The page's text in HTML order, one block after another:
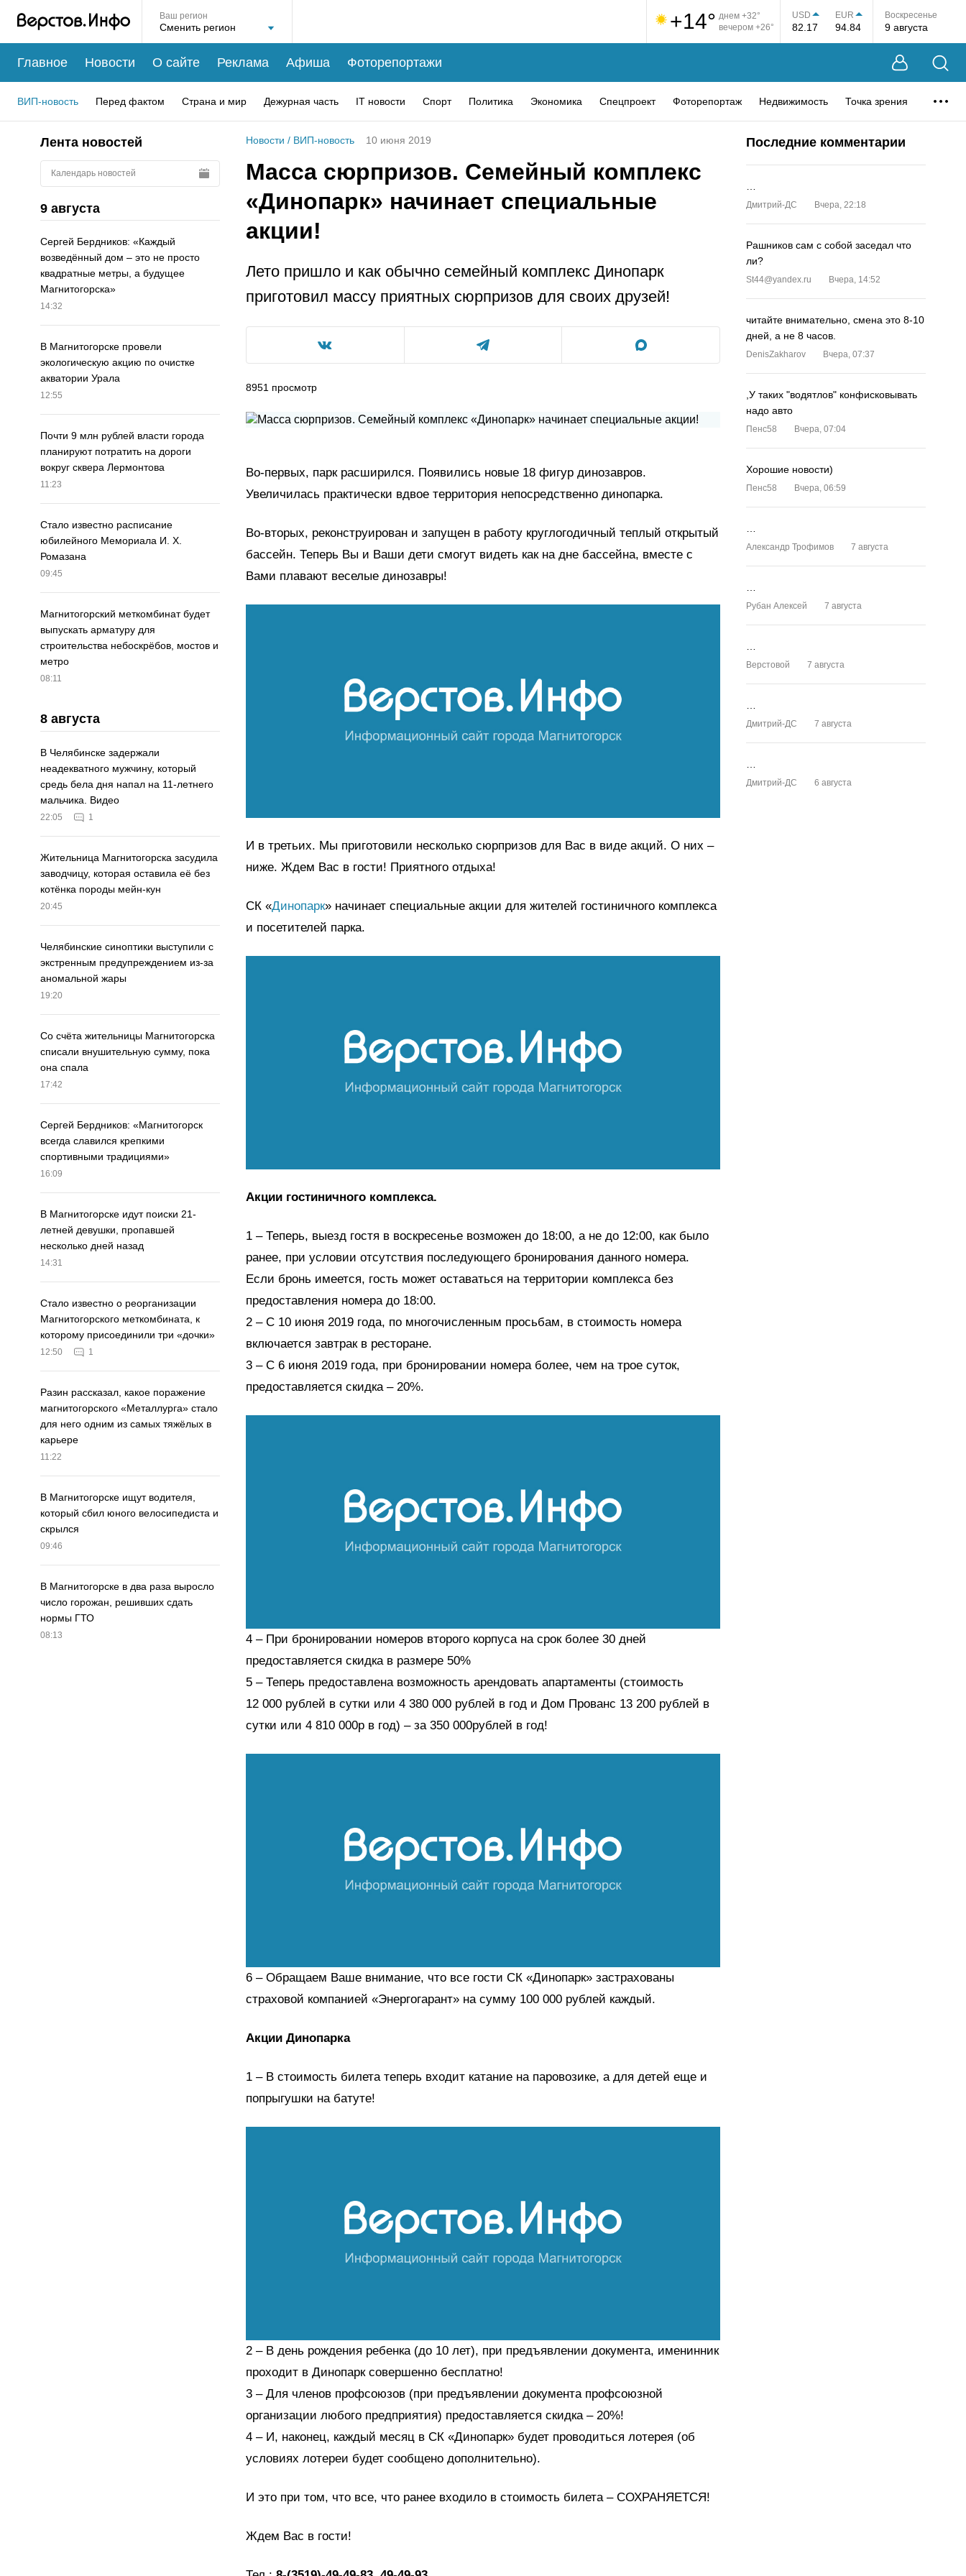
Ваш регион +14° днем +32°
вечером +26°
USD
82.17
EUR
94.84
Воскресенье
9 августа
Главное Новости О сайте Реклама Афиша Фоторепортажи
ВИП-новость Перед фактом Страна и мир Дежурная часть IT новости Спорт Политика Экономика Спецпроект Фоторепортаж Недвижимость Точка зрения
Лента новостей
Календарь новостей
9 августа
Сергей Бердников: «Каждый
возведённый дом – это не просто
квадратные метры, а будущее
Магнитогорска»
14:32
В Магнитогорске провели
экологическую акцию по очистке
акватории Урала
12:55
Почти 9 млн рублей власти города
планируют потратить на дороги
вокруг сквера Лермонтова
11:23
Стало известно расписание
юбилейного Мемориала И. Х.
Ромазана
09:45
Магнитогорский меткомбинат будет
выпускать арматуру для
строительства небоскрёбов, мостов и
метро
08:11
8 августа
В Челябинске задержали
неадекватного мужчину, который
средь бела дня напал на 11-летнего
мальчика. Видео
22:05 1
Жительница Магнитогорска засудила
заводчицу, которая оставила её без
котёнка породы мейн-кун
20:45
Челябинские синоптики выступили с
экстренным предупреждением из-за
аномальной жары
19:20
Со счёта жительницы Магнитогорска
списали внушительную сумму, пока
она спала
17:42
Сергей Бердников: «Магнитогорск
всегда славился крепкими
спортивными традициями»
16:09
В Магнитогорске идут поиски 21-
летней девушки, пропавшей
несколько дней назад
14:31
Стало известно о реорганизации
Магнитогорского меткомбината, к
которому присоединили три «дочки»
12:50 1
Разин рассказал, какое поражение
магнитогорского «Металлурга» стало
для него одним из самых тяжёлых в
карьере
11:22
В Магнитогорске ищут водителя,
который сбил юного велосипедиста и
скрылся
09:46
В Магнитогорске в два раза выросло
число горожан, решивших сдать
нормы ГТО
08:13
Новости / ВИП-новость 10 июня 2019
Масса сюрпризов. Семейный комплекс
«Динопарк» начинает специальные
акции!
Лето пришло и как обычно семейный комплекс Динопарк
приготовил массу приятных сюрпризов для своих друзей!
8951 просмотр
Во-первых, парк расширился. Появились новые 18 фигур динозавров.
Увеличилась практически вдвое территория непосредственно динопарка.
Во-вторых, реконструирован и запущен в работу круглогодичный теплый открытый
бассейн. Теперь Вы и Ваши дети смогут видеть как на дне бассейна, вместе с
Вами плавают веселые динозавры!
И в третьих. Мы приготовили несколько сюрпризов для Вас в виде акций. О них –
ниже. Ждем Вас в гости! Приятного отдыха!
СК «Динопарк» начинает специальные акции для жителей гостиничного комплекса
и посетителей парка.
Акции гостиничного комплекса.
Теперь, выезд гостя в воскресенье возможен до 18:00, а не до 12:00, как было
ранее, при условии отсутствия последующего бронирования данного номера.
Если бронь имеется, гость может оставаться на территории комплекса без
предоставления номера до 18:00.
С 10 июня 2019 года, по многочисленным просьбам, в стоимость номера
включается завтрак в ресторане.
С 6 июня 2019 года, при бронировании номера более, чем на трое суток,
предоставляется скидка – 20%.
При бронировании номеров второго корпуса на срок более 30 дней
предоставляется скидка в размере 50%
Теперь предоставлена возможность арендовать апартаменты (стоимость
12 000 рублей в сутки или 4 380 000 рублей в год и Дом Прованс 13 200 рублей в
сутки или 4 810 000р в год) – за 350 000рублей в год!
Обращаем Ваше внимание, что все гости СК «Динопарк» застрахованы
страховой компанией «Энергогарант» на сумму 100 000 рублей каждый.
Акции Динопарка
В стоимость билета теперь входит катание на паровозике, а для детей еще и
попрыгушки на батуте!
В день рождения ребенка (до 10 лет), при предъявлении документа, именинник
проходит в Динопарк совершенно бесплатно!
Для членов профсоюзов (при предъявлении документа профсоюзной
организации любого предприятия) предоставляется скидка – 20%!
И, наконец, каждый месяц в СК «Динопарк» будет проводиться лотерея (об
условиях лотереи будет сообщено дополнительно).
И это при том, что все, что ранее входило в стоимость билета – СОХРАНЯЕТСЯ!
Ждем Вас в гости!
Последние комментарии
Дмитрий-ДС Вчера, 22:18
Рашников сам с собой заседал что
ли?
St44@yandex.ru Вчера, 14:52
читайте внимательно, смена это 8-10
дней, а не 8 часов.
DenisZakharov Вчера, 07:37
,У таких "водятлов" конфисковывать
надо авто
Пенс58 Вчера, 07:04
Хорошие новости)
Пенс58 Вчера, 06:59
Александр Трофимов 7 августа
Рубан Алексей 7 августа
Верстовой 7 августа
Дмитрий-ДС 7 августа
Дмитрий-ДС 6 августа